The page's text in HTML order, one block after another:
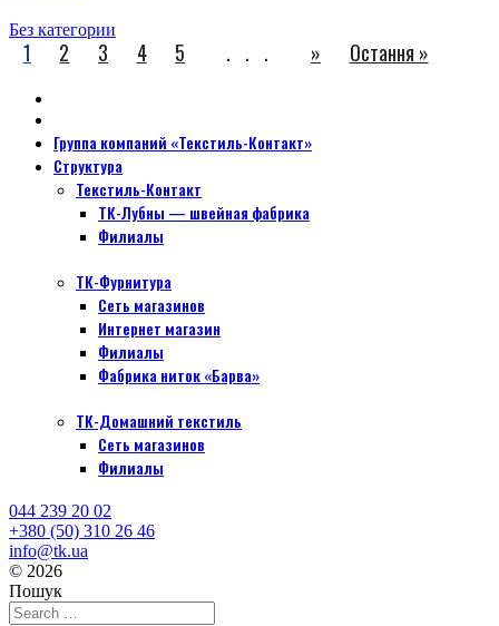
Без категории
1 2 3 4 5 ... » Остання »
Группа компаний «Текстиль-Контакт»
Структура
Текстиль-Контакт
ТК-Лубны — швейная фабрика
Филиалы
ТК-Фурнитура
Сеть магазинов
Интернет магазин
Филиалы
Фабрика ниток «Барва»
ТК-Домашний текстиль
Сеть магазинов
Филиалы
044 239 20 02
+380 (50) 310 26 46
info@tk.ua
© 2026
Пошук